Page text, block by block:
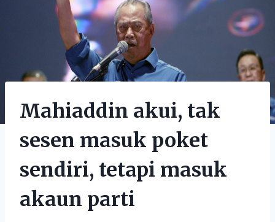
Mahiaddin akui, tak
sesen masuk poket
sendiri, tetapi masuk
akaun parti